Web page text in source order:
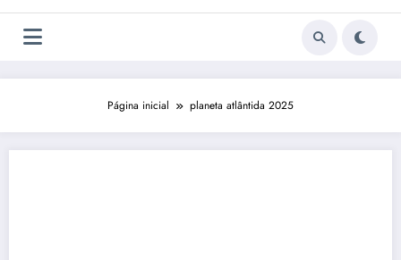
Página inicial planeta atlântida 2025